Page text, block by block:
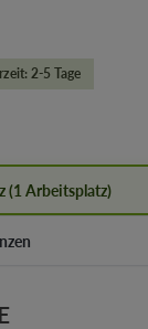
2-5 Tage
(1 Arbeitsplatz)